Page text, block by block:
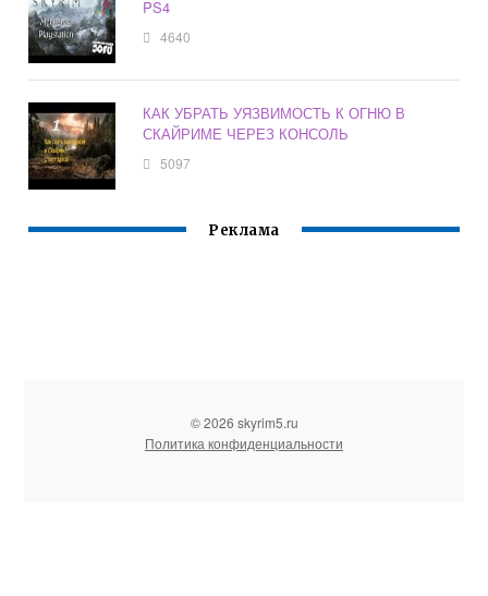
PS4
4640
КАК УБРАТЬ УЯЗВИМОСТЬ К ОГНЮ В
СКАЙРИМЕ ЧЕРЕЗ КОНСОЛЬ
5097
Реклама
© 2026 skyrim5.ru
Политика конфиденциальности